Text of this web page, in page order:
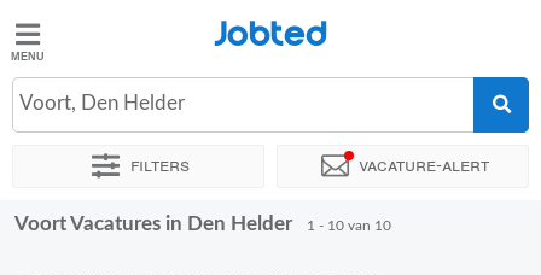
Jobted
Vacatures
Salarissen
Jobted
Voort, Den Helder
Filters Vacature-alert
Sorteer op Exacte locatie Bedrijf Soort dienstverband
Voort Vacatures in Den Helder 1 - 10 van 10